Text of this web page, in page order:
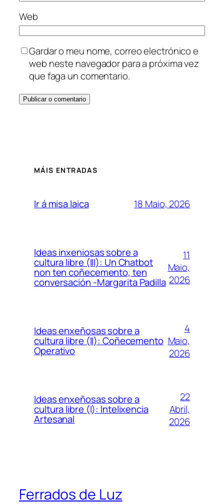
Web
Gardar o meu nome, correo electrónico e
web neste navegador para a próxima vez
que faga un comentario.
MÁIS ENTRADAS
Ir á misa laica 18 Maio, 2026
Ideas inxeniosas sobre a
cultura libre (III): Un Chatbot
non ten coñecemento, ten
conversación -Margarita Padilla
11
Maio,
2026
Ideas enxeñosas sobre a
cultura libre (II): Coñecemento
Operativo
4
Maio,
2026
Ideas enxeñosas sobre a
cultura libre (I): Intelixencia
Artesanal
22
Abril,
2026
Ferrados de Luz